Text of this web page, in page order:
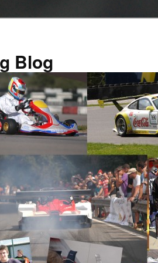
Blog